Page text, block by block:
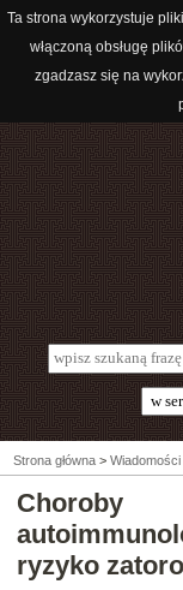
Ta strona wykorzystuje
włączoną obsługę
zgadzasz się na
Strona główna > Wiadomości
Choroby
ryzyko